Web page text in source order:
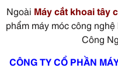
Ngoài Máy cắt khoai tây
phẩm máy móc công
Công
CÔNG TY CỔ PHẦN